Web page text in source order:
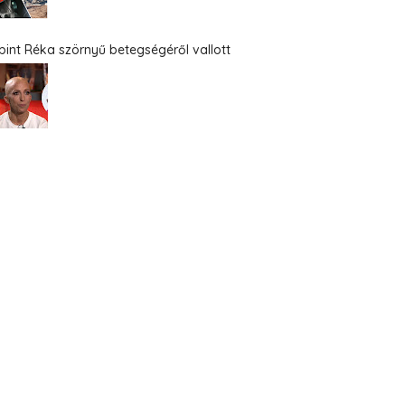
Réka szörnyű betegségéről vallott